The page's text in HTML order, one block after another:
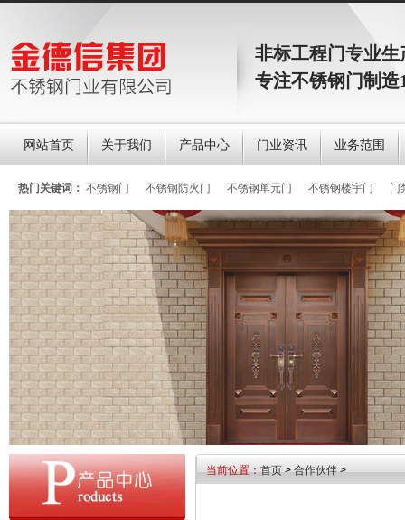
非标工程门专业生
专注不锈钢门制
网站首页 关于我们 产品中心 门业资讯 业务范围
热门关键词： 不锈钢门 不锈钢防火门 不锈钢单元门 不锈钢楼宇门 门
当前位置：首页>合作伙伴>